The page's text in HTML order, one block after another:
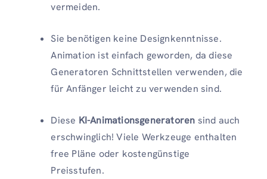
vermeiden.
Sie benötigen keine Designkenntnisse.
Animation ist einfach geworden, da diese
Generatoren Schnittstellen verwenden, die
für Anfänger leicht zu verwenden sind.
Diese KI-Animationsgeneratoren sind auch
erschwinglich! Viele Werkzeuge enthalten
free Pläne oder kostengünstige
Preisstufen.